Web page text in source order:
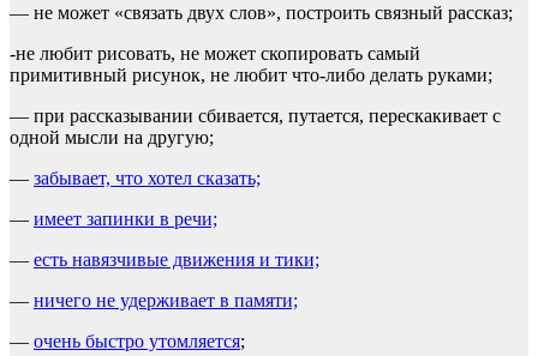
— не может «связать двух слов», построить связный рассказ;
-не любит рисовать, не может скопировать самый
примитивный рисунок, не любит что-либо делать руками;
— при рассказывании сбивается, путается, перескакивает с
одной мысли на другую;
— забывает, что хотел сказать;
— имеет запинки в речи;
— есть навязчивые движения и тики;
— ничего не удерживает в памяти;
— очень быстро утомляется;